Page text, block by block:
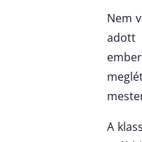
Nem
adott
A